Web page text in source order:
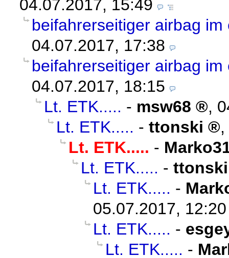
04.07.2017, 15:49
beifahrerseitiger airbag
04.07.2017, 17:38
beifahrerseitiger airbag
04.07.2017, 18:15
Lt. ETK..... - msw68 ,
Lt. ETK..... - ttonski
,
Lt. ETK..... -
Lt. ETK..... - ttonski
Lt. ETK..... -
05.07.2017, 12:20
Lt. ETK..... -
Lt. ETK..... -